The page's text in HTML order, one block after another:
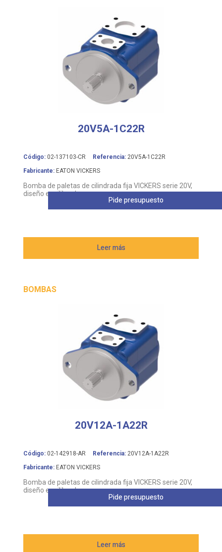
20V5A-1C22R
Código: 02-137103-CR Referencia: 20V5A-1C22R
Fabricante: EATON VICKERS
Bomba de paletas de cilindrada fija VICKERS serie 20V,
diseño equilibrado
Leer más
Pide presupuesto
BOMBAS
20V12A-1A22R
Código: 02-142918-AR Referencia: 20V12A-1A22R
Fabricante: EATON VICKERS
Bomba de paletas de cilindrada fija VICKERS serie 20V,
diseño equilibrado
Leer más
Pide presupuesto